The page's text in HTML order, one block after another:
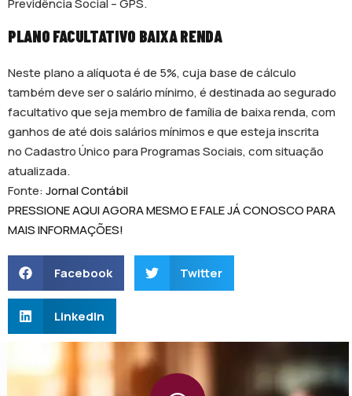
Previdência Social – GPS.
PLANO FACULTATIVO BAIXA RENDA
Neste plano a alíquota é de 5%, cuja base de cálculo
também deve ser o salário mínimo, é destinada ao segurado
facultativo que seja membro de família de baixa renda, com
ganhos de até dois salários mínimos e que esteja inscrita
no Cadastro Único para Programas Sociais, com situação
atualizada.
Fonte:Jornal Contábil
PRESSIONE AQUI AGORA MESMO E FALE JÁ CONOSCO PARA
MAIS INFORMAÇÕES!
Facebook Twitter
LinkedIn